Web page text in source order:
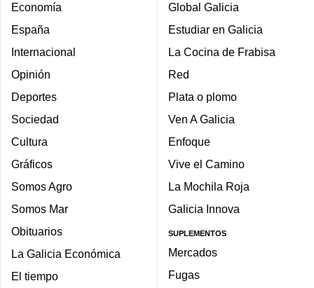
Economía
España
Internacional
Opinión
Deportes
Sociedad
Cultura
Gráficos
Somos Agro
Somos Mar
Obituarios
La Galicia Económica
El tiempo
Global Galicia
Estudiar en Galicia
La Cocina de Frabisa
Red
Plata o plomo
Ven A Galicia
Enfoque
Vive el Camino
La Mochila Roja
Galicia Innova
SUPLEMENTOS
Mercados
Fugas